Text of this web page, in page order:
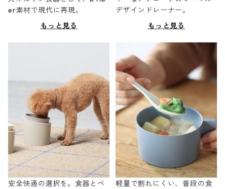
er素材で現代に再現。
もっと見る
デザインドレーナー。
もっと見る
安全快適の選択を。食器とベ
軽量で割れにくい、普段の食